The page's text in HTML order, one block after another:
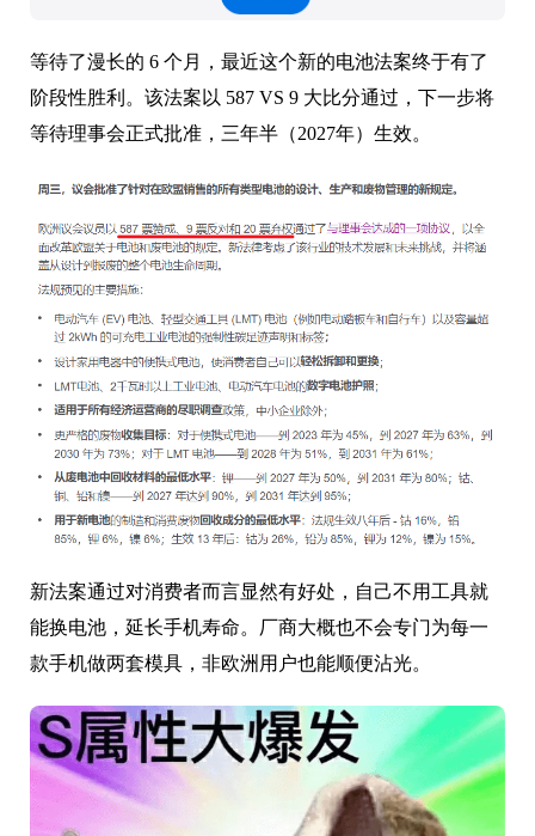
等待了漫长的 6 个月，最近这个新的电池法案终于有了
阶段性胜利。该法案以 587 VS 9 大比分通过，下一步将
等待理事会正式批准，三年半（2027年）生效。
新法案通过对消费者而言显然有好处，自己不用工具就
能换电池，延长手机寿命。厂商大概也不会专门为每一
款手机做两套模具，非欧洲用户也能顺便沾光。